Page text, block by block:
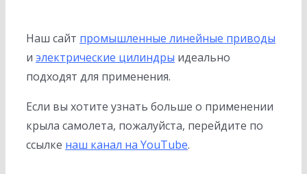
Наш сайт промышленные линейные приводы
и электрические цилиндры идеально
подходят для применения.
Если вы хотите узнать больше о применении
крыла самолета, пожалуйста, перейдите по
ссылке наш канал на YouTube.